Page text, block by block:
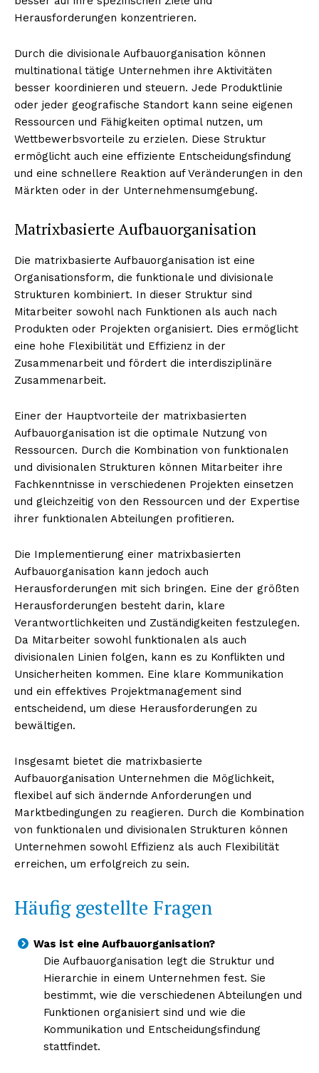
Inhalte
Herausforderungen konzentrieren.
Durch die divisionale Aufbauorganisation können
multinational tätige Unternehmen ihre Aktivitäten
besser koordinieren und steuern. Jede Produktlinie
oder jeder geografische Standort kann seine eigenen
Ressourcen und Fähigkeiten optimal nutzen, um
Wettbewerbsvorteile zu erzielen. Diese Struktur
ermöglicht auch eine effiziente Entscheidungsfindung
und eine schnellere Reaktion auf Veränderungen in den
Märkten oder in der Unternehmensumgebung.
Matrixbasierte Aufbauorganisation
Die matrixbasierte Aufbauorganisation ist eine
Organisationsform, die funktionale und divisionale
Strukturen kombiniert. In dieser Struktur sind
Mitarbeiter sowohl nach Funktionen als auch nach
Produkten oder Projekten organisiert. Dies ermöglicht
eine hohe Flexibilität und Effizienz in der
Zusammenarbeit und fördert die interdisziplinäre
Zusammenarbeit.
Einer der Hauptvorteile der matrixbasierten
Aufbauorganisation ist die optimale Nutzung von
Ressourcen. Durch die Kombination von funktionalen
und divisionalen Strukturen können Mitarbeiter ihre
Fachkenntnisse in verschiedenen Projekten einsetzen
und gleichzeitig von den Ressourcen und der Expertise
ihrer funktionalen Abteilungen profitieren.
Die Implementierung einer matrixbasierten
Aufbauorganisation kann jedoch auch
Herausforderungen mit sich bringen. Eine der größten
Herausforderungen besteht darin, klare
Verantwortlichkeiten und Zuständigkeiten festzulegen.
Da Mitarbeiter sowohl funktionalen als auch
divisionalen Linien folgen, kann es zu Konflikten und
Unsicherheiten kommen. Eine klare Kommunikation
und ein effektives Projektmanagement sind
entscheidend, um diese Herausforderungen zu
bewältigen.
Insgesamt bietet die matrixbasierte
Aufbauorganisation Unternehmen die Möglichkeit,
flexibel auf sich ändernde Anforderungen und
Marktbedingungen zu reagieren. Durch die Kombination
von funktionalen und divisionalen Strukturen können
Unternehmen sowohl Effizienz als auch Flexibilität
erreichen, um erfolgreich zu sein.
Häufig gestellte Fragen
Was ist eine Aufbauorganisation?
Die Aufbauorganisation legt die Struktur und
Hierarchie in einem Unternehmen fest. Sie
bestimmt, wie die verschiedenen Abteilungen und
Funktionen organisiert sind und wie die
Kommunikation und Entscheidungsfindung
stattfindet.